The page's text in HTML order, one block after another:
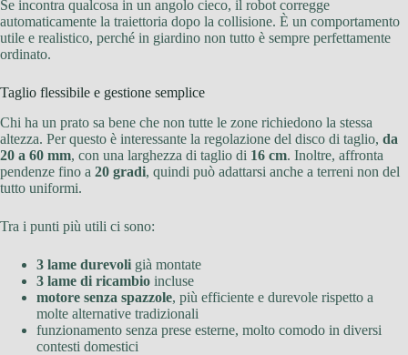
Se incontra qualcosa in un angolo cieco, il robot corregge
automaticamente la traiettoria dopo la collisione. È un comportamento
utile e realistico, perché in giardino non tutto è sempre perfettamente
ordinato.
Taglio flessibile e gestione semplice
Chi ha un prato sa bene che non tutte le zone richiedono la stessa
altezza. Per questo è interessante la regolazione del disco di taglio, da
20 a 60 mm, con una larghezza di taglio di 16 cm. Inoltre, affronta
pendenze fino a 20 gradi, quindi può adattarsi anche a terreni non del
tutto uniformi.
Tra i punti più utili ci sono:
3 lame durevoli già montate
3 lame di ricambio incluse
motore senza spazzole, più efficiente e durevole rispetto a
molte alternative tradizionali
funzionamento senza prese esterne, molto comodo in diversi
contesti domestici